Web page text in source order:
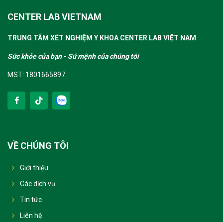
CENTER LAB VIETNAM
TRUNG TÂM XÉT NGHIỆM Y KHOA CENTER LAB VIỆT NAM
Sức khỏe của bạn - Sứ mệnh của chúng tôi
MST: 1801665897
VỀ CHÚNG TÔI
Giới thiệu
Các dịch vụ
Tin tức
Liên hệ